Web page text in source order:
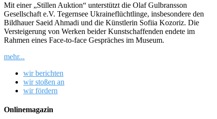
Mit einer „Stillen Auktion“ unterstützt die Olaf Gulbransson
Gesellschaft e.V. Tegernsee Ukraineflüchtlinge, insbesondere den
Bildhauer Saeid Ahmadi und die Künstlerin Sofiia Kozoriz. Die
Versteigerung von Werken beider Kunstschaffenden endete im
Rahmen eines Face-to-face Gespräches im Museum.
mehr...
wir berichten
wir stoßen an
wir fördern
Onlinemagazin